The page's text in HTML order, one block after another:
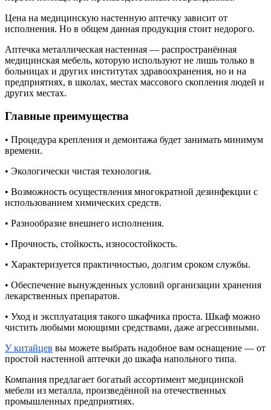
Цена на медицинскую настенную аптечку зависит от
исполнения. Но в общем данная продукция стоит недорого.
Аптечка металлическая настенная — распространённая
медицинская мебель, которую используют не лишь только в
больницах и других институтах здравоохранения, но и на
предприятиях, в школах, местах массового скопления людей и
других местах.
Главные преимущества
• Процедура крепления и демонтажа будет занимать минимум
времени.
• Экологически чистая технология.
• Возможность осуществления многократной дезинфекции с
использованием химических средств.
• Разнообразие внешнего исполнения.
• Прочность, стойкость, износостойкость.
• Характеризуется практичностью, долгим сроком службы.
• Обеспечение вынужденных условий организации хранения
лекарственных препаратов.
• Уход и эксплуатация такого шкафчика проста. Шкаф можно
чистить любыми моющими средствами, даже агрессивными.
У китайцев вы можете выбрать надобное вам оснащение — от
простой настенной аптечки до шкафа напольного типа.
Компания предлагает богатый ассортимент медицинской
мебели из металла, произведённой на отечественных
промышленных предприятиях.